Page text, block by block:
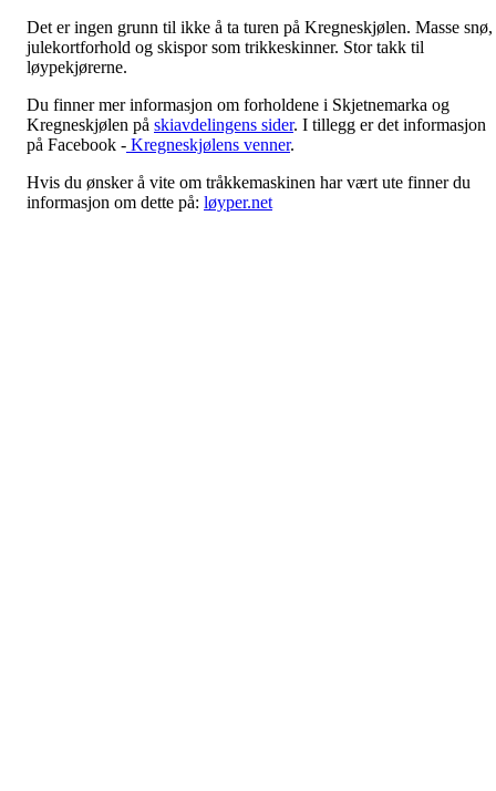
Det er ingen grunn til ikke å ta turen på Kregneskjølen. Masse snø,
julekortforhold og skispor som trikkeskinner. Stor takk til
løypekjørerne.
Du finner mer informasjon om forholdene i Skjetnemarka og
Kregneskjølen på skiavdelingens sider. I tillegg er det informasjon
på Facebook - Kregneskjølens venner.
Hvis du ønsker å vite om tråkkemaskinen har vært ute finner du
informasjon om dette på: løyper.net